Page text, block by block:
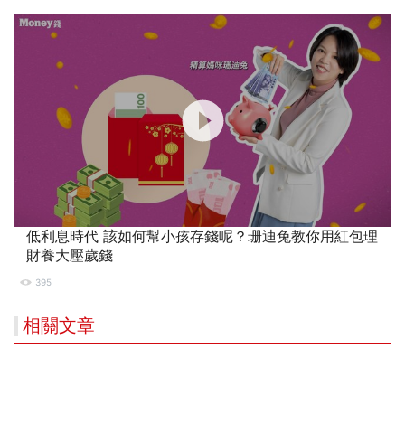
低利息時代 該如何幫小孩存錢呢？珊迪兔教你用紅包理
財養大壓歲錢
395
相關文章